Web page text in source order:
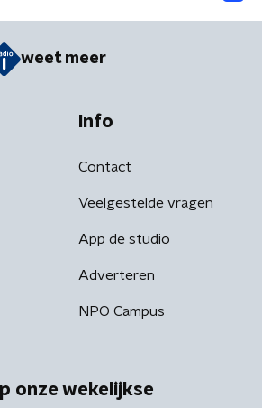
weet meer
Info
Contact
Veelgestelde vragen
App de studio
Adverteren
NPO Campus
onze wekelijkse